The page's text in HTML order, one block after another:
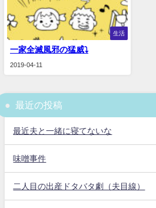
生活
一家全滅風邪の猛威⤵️
2019-04-11
最近の投稿
最近夫と一緒に寝てないな
味噌事件
二人目の出産ドタバタ劇（夫目線）